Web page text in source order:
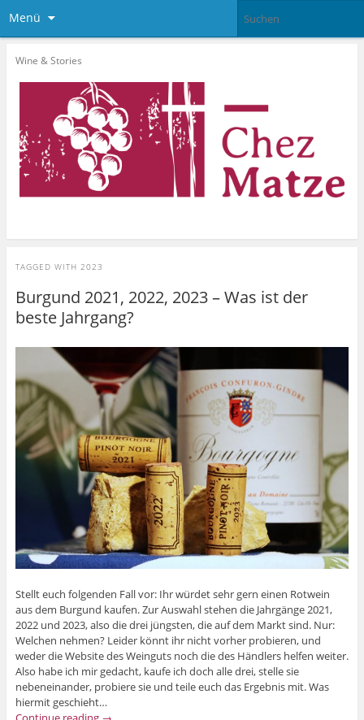
Menü
Wine & Stories
TAGGED WITH 2023
Burgund 2021, 2022, 2023 – Was ist der
beste Jahrgang?
Stellt euch folgenden Fall vor: Ihr würdet sehr gern einen Rotwein
aus dem Burgund kaufen. Zur Auswahl stehen die Jahrgänge 2021,
2022 und 2023, also die drei jüngsten, die auf dem Markt sind. Nur:
Welchen nehmen? Leider könnt ihr nicht vorher probieren, und
weder die Website des Weinguts noch die des Händlers helfen weiter.
Also habe ich mir gedacht, kaufe ich doch alle drei, stelle sie
nebeneinander, probiere sie und teile euch das Ergebnis mit. Was
hiermit geschieht…